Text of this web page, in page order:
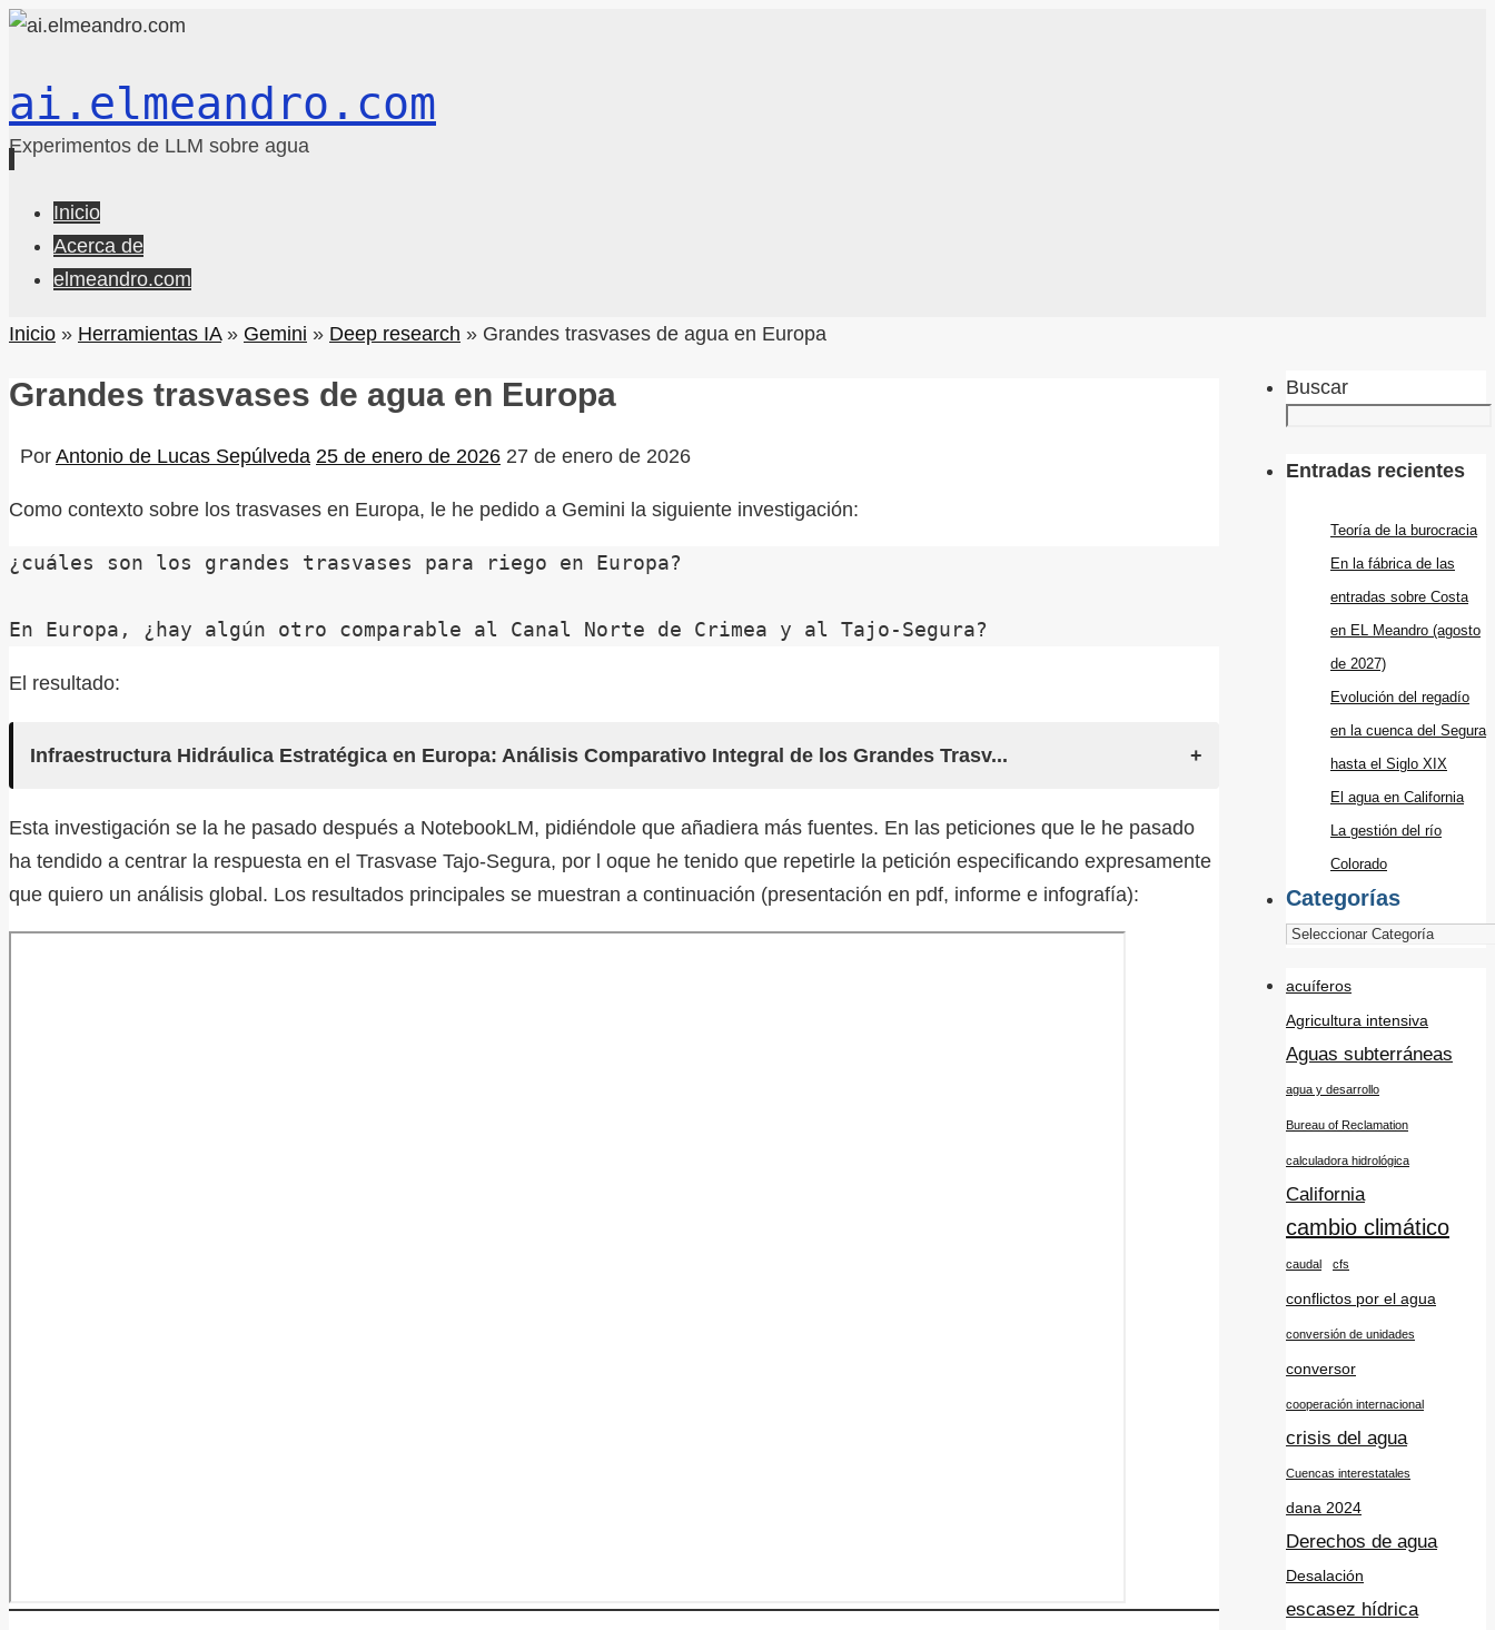
ai.elmeandro.com
Experimentos de LLM sobre agua
contenido
Inicio
Acerca de
elmeandro.com
Inicio » Herramientas IA» Gemini » Deep research » Grandes trasvases de agua en Europa
Grandes trasvases de agua en Europa
Por Antonio de Lucas Sepúlveda 25 de enero de 2026 27 de enero de 2026
Como contexto sobre los trasvases en Europa, le he pedido a Gemini la siguiente investigación:
¿cuáles son los grandes trasvases para riego en Europa?
En Europa, ¿hay algún otro comparable al Canal Norte de Crimea y al Tajo-Segura?
El resultado:
Infraestructura Hidráulica Estratégica en Europa: Análisis Comparativo Integral de los Grandes Trasv...
Esta investigación se la he pasado después a NotebookLM, pidiéndole que añadiera más fuentes. En las peticiones que le he pasado
ha tendido a centrar la respuesta en el Trasvase Tajo-Segura, por l oque he tenido que repetirle la petición especificando expresamente
que quiero un análisis global. Los resultados principales se muestran a continuación (presentación en pdf, informe e infografía):
Buscar
Entradas recientes
Teoría de la burocracia
En la fábrica de las
entradas sobre Costa
en EL Meandro (agosto
de 2027)
Evolución del regadío
en la cuenca del Segura
hasta el Siglo XIX
El agua en California
La gestión del río
Colorado
Categorías
acuíferos
Agricultura intensiva
Aguas subterráneas
agua y desarrollo
Bureau of Reclamation
calculadora hidrológica
California
cambio climático
caudal cfs
conflictos por el agua
conversión de unidades
conversor
cooperación internacional
crisis del agua
Cuencas interestatales
dana 2024
Derechos de agua
Desalación
escasez hídrica